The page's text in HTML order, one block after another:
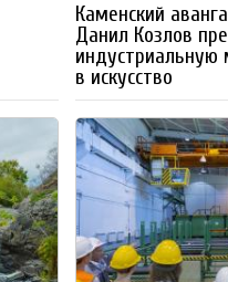
Каменский
Данил Козлов
индустриальную
в искусство